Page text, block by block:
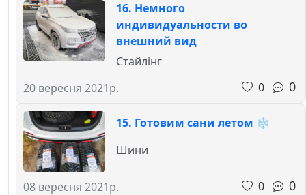
16. Немного
индивидуальности во
внешний вид
20 вересня 2021р.
Стайлінг
0
0
15. Готовим сани летом ❄
08 вересня 2021р.
Шини
0 0